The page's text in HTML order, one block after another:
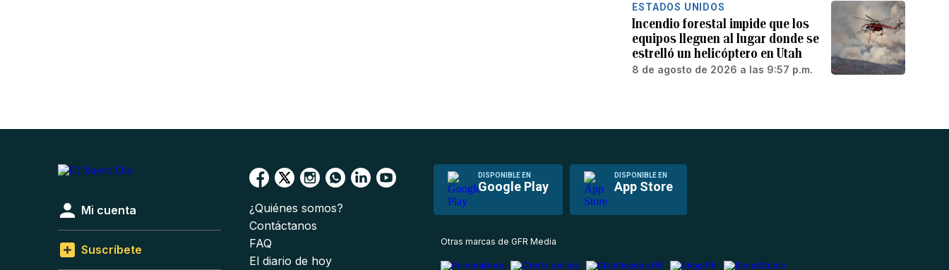
ESTADOS UNIDOS
Incendio forestal impide que los
equipos lleguen al lugar donde se
estrelló un helicóptero en Utah
8 de agosto de 2026 a las 9:57 p.m.
DISPONIBLE EN
Google Play
DISPONIBLE EN
App Store
Mi cuenta
Suscríbete
¿Quiénes somos?
Contáctanos
FAQ
El diario de hoy
Otras marcas de GFR Media